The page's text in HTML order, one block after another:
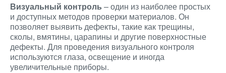
Визуальный контроль – один из наиболее простых
и доступных методов проверки материалов. Он
позволяет выявить дефекты, такие как трещины,
сколы, вмятины, царапины и другие поверхностные
дефекты. Для проведения визуального контроля
используются глаза, освещение и иногда
увеличительные приборы.